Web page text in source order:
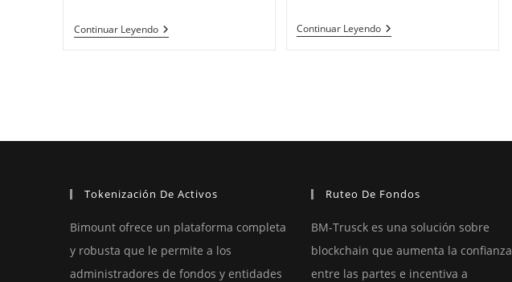
Continuar LeyendoTrazabilidad
De
En
Continuar LeyendoDiferencias
Entre
Tokenización De Activos
Bimount ofrece un plataforma completa
y robusta que le permite a los
administradores de fondos y entidades
Ruteo De Fondos
BM-Trusck es una solución sobre
blockchain que aumenta la confianza
entre las partes e incentiva a